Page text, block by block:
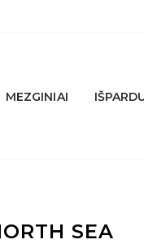
MEZGINIAI
SEA